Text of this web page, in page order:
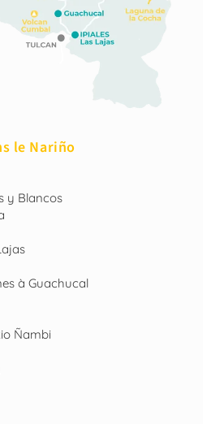
le Nariño
y Blancos
à Guachucal
Ñambi